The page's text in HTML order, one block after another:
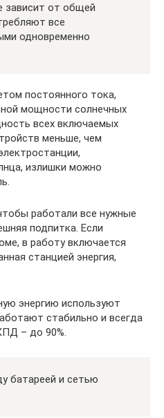
зависит от общей
все
одновременно
постоянного тока,
мощности солнечных
всех включаемых
меньше, чем
излишки можно
работали все нужные
подпитка. Если
в работу включается
станцией энергия,
энергию используют
стабильно и всегда
– до 90%.
батареей и сетью